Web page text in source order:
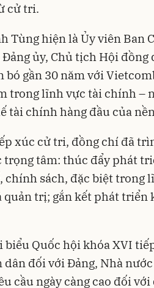
cử tri.
Tùng hiện là Ủy viên Ban
ủy, Chủ tịch Hội đồng
bó gần 30 năm với
trong lĩnh vực tài chính –
tài chính hàng đầu của
xúc cử tri, đồng chí đã
trọng tâm: thúc đẩy phát
chính sách, đặc biệt trong
quản trị; gắn kết phát triển
biểu Quốc hội khóa XVI
đối với Đảng, Nhà
cầu ngày càng cao đối